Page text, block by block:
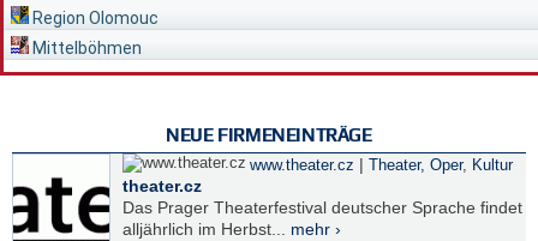
Region Olomouc
Mittelböhmen
NEUE FIRMENEINTRÄGE
www.theater.cz | Theater, Oper, Kultur
theater.cz
Das Prager Theaterfestival deutscher Sprache findet
alljährlich im Herbst... mehr ›